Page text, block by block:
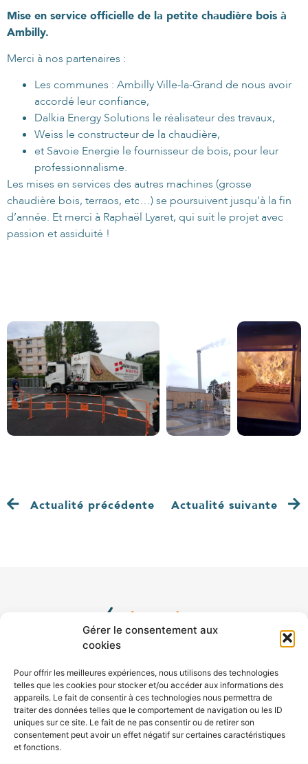
Gérer le consentement aux
cookies
Pour offrir les meilleures expériences, nous utilisons des technologies
telles que les cookies pour stocker et/ou accéder aux informations des
appareils. Le fait de consentir à ces technologies nous permettra de
traiter des données telles que le comportement de navigation ou les ID
uniques sur ce site. Le fait de ne pas consentir ou de retirer son
consentement peut avoir un effet négatif sur certaines caractéristiques
et fonctions.
Mise en service officielle de la petite chaudière bois à
Ambilly.
Merci à nos partenaires :
Les communes : Ambilly Ville-la-Grand de nous avoir
accordé leur confiance,
Dalkia Energy Solutions le réalisateur des travaux,
Weiss le constructeur de la chaudière,
et Savoie Energie le fournisseur de bois, pour leur
professionnalisme.
Les mises en services des autres machines (grosse
chaudière bois, terraos, etc…) se poursuivent jusqu’à la fin
d’année. Et merci à Raphaël Lyaret, qui suit le projet avec
passion et assiduité !
Actualité précédente Actualité suivante
Syan’Chaleur est une régie du Syane chargée de piloter la
conception, la réalisation, l’exploitation et la maintenance de
réseaux publics de chaleur et de froid. Elle gère également le
service auprès des usagers.